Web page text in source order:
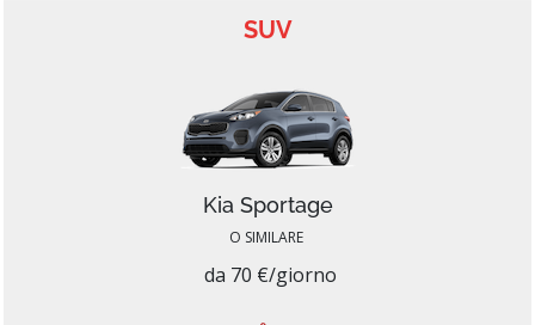
SUV
Kia Sportage
O SIMILARE
da 70 €/giorno